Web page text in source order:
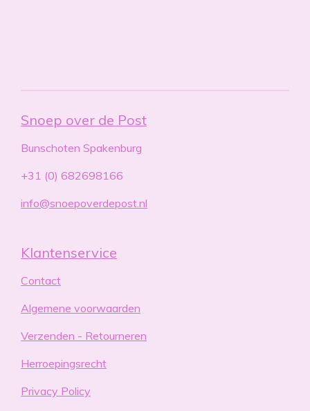
Snoep over de Post
Bunschoten Spakenburg
+31 (0) 682698166
info@snoepoverdepost.nl
Klantenservice
Contact
Algemene voorwaarden
Verzenden - Retourneren
Herroepingsrecht
Privacy Policy